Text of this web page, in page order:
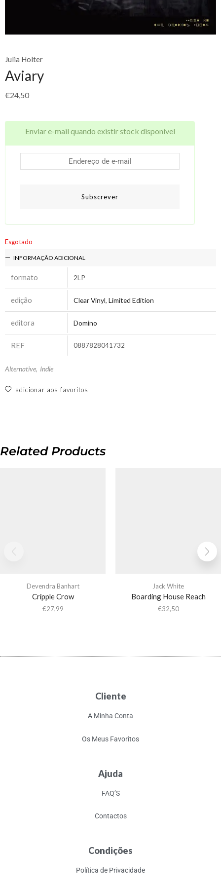
Julia Holter
Aviary
€24,50
Enviar e-mail quando existir stock disponível
Subscrever
Esgotado
INFORMAÇÃO ADICIONAL
formato 2LP
edição Clear Vinyl, Limited Edition
editora Domino
REF 0887828041732
Alternative, Indie
adicionar aos favoritos
Related Products
Devendra Banhart
Cripple Crow
€27,99
Jack White
Boarding House Reach
€32,50
Cliente
A Minha Conta
Os Meus Favoritos
Ajuda
FAQ’S
Contactos
Condições
Política de Privacidade